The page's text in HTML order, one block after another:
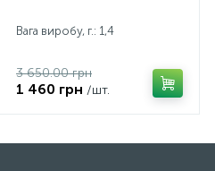
Вага виробу, г.: 1,4
3 650.00 грн
1 460 грн /шт.